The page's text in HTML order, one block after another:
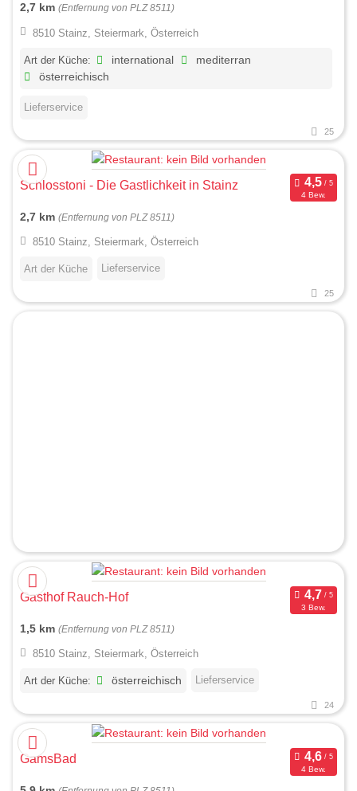
2,7 km (Entfernung von PLZ 8511)
8510 Stainz, Steiermark, Österreich
Art der Küche: international
mediterran
österreichisch
Lieferservice
25
Schlosstoni - Die Gastlichkeit in Stainz
4 Bew.
2,7 km (Entfernung von PLZ 8511)
8510 Stainz, Steiermark, Österreich
Art der Küche Lieferservice
25
Gasthof Rauch-Hof
3 Bew.
1,5 km (Entfernung von PLZ 8511)
8510 Stainz, Steiermark, Österreich
Art der Küche: österreichisch Lieferservice
24
GamsBad
4 Bew.